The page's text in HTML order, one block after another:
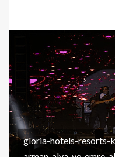
gloria-hotels-resorts-